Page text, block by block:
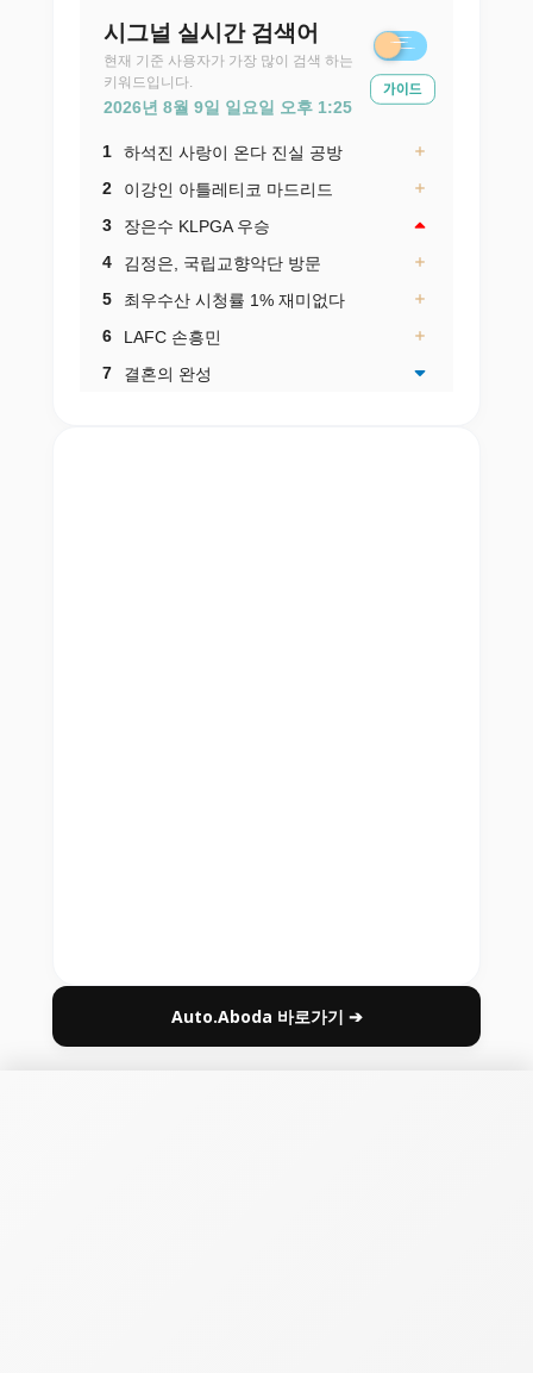
Auto.Aboda 바로가기 ➔